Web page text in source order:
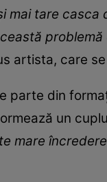
mai tare
artista, care
parte din
un
mare încredere